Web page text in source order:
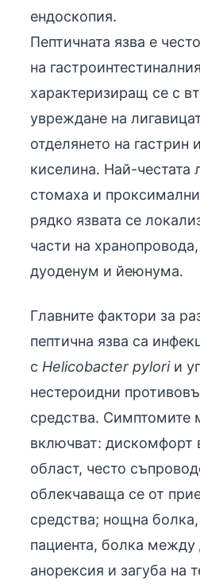
ендоскопия.
Пептичната язва е
на
характеризиращ се с
увреждане на
отделянето на гастрин
киселина. Най-честата
стомаха и
рядко язвата се
части на
дуоденум и йеюнума.
Главните фактори за
пептична язва са
с Helicobacter pylori и
нестероидни
средства. Симптомите
включват: дискомфорт
област, често
облекчаваща се от
средства; нощна
пациента, болка между
анорексия и загуба на